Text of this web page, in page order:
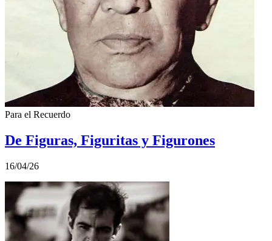
Para el Recuerdo
De Figuras, Figuritas y Figurones
16/04/26